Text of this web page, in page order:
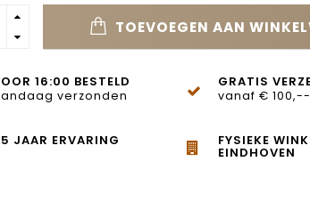
TOEVOEGEN AAN
16:00 BESTELD
verzonden
GRATIS
vanaf € 100,--
JAAR ERVARING FYSIEKE
EINDHOVEN